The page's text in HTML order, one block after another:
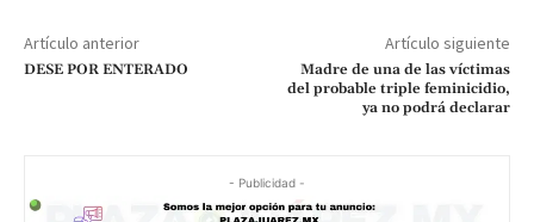
Artículo anterior
DESE POR ENTERADO
Artículo siguiente
Madre de una de las víctimas
del probable triple feminicidio,
ya no podrá declarar
- Publicidad -